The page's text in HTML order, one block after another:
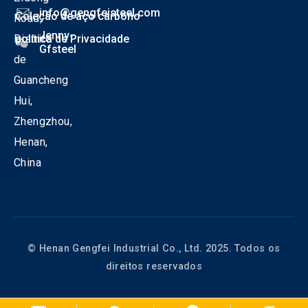
Road,
Distrito
de
Guancheng
Hui,
Zhengzhou,
Henan,
China
info@gengfeisteel.com
Jenny-
Gfsteel
Coleção de aço carbono
política de Privacidade
© Henan Gengfei Industrial Co., Ltd. 2025. Todos os
direitos reservados